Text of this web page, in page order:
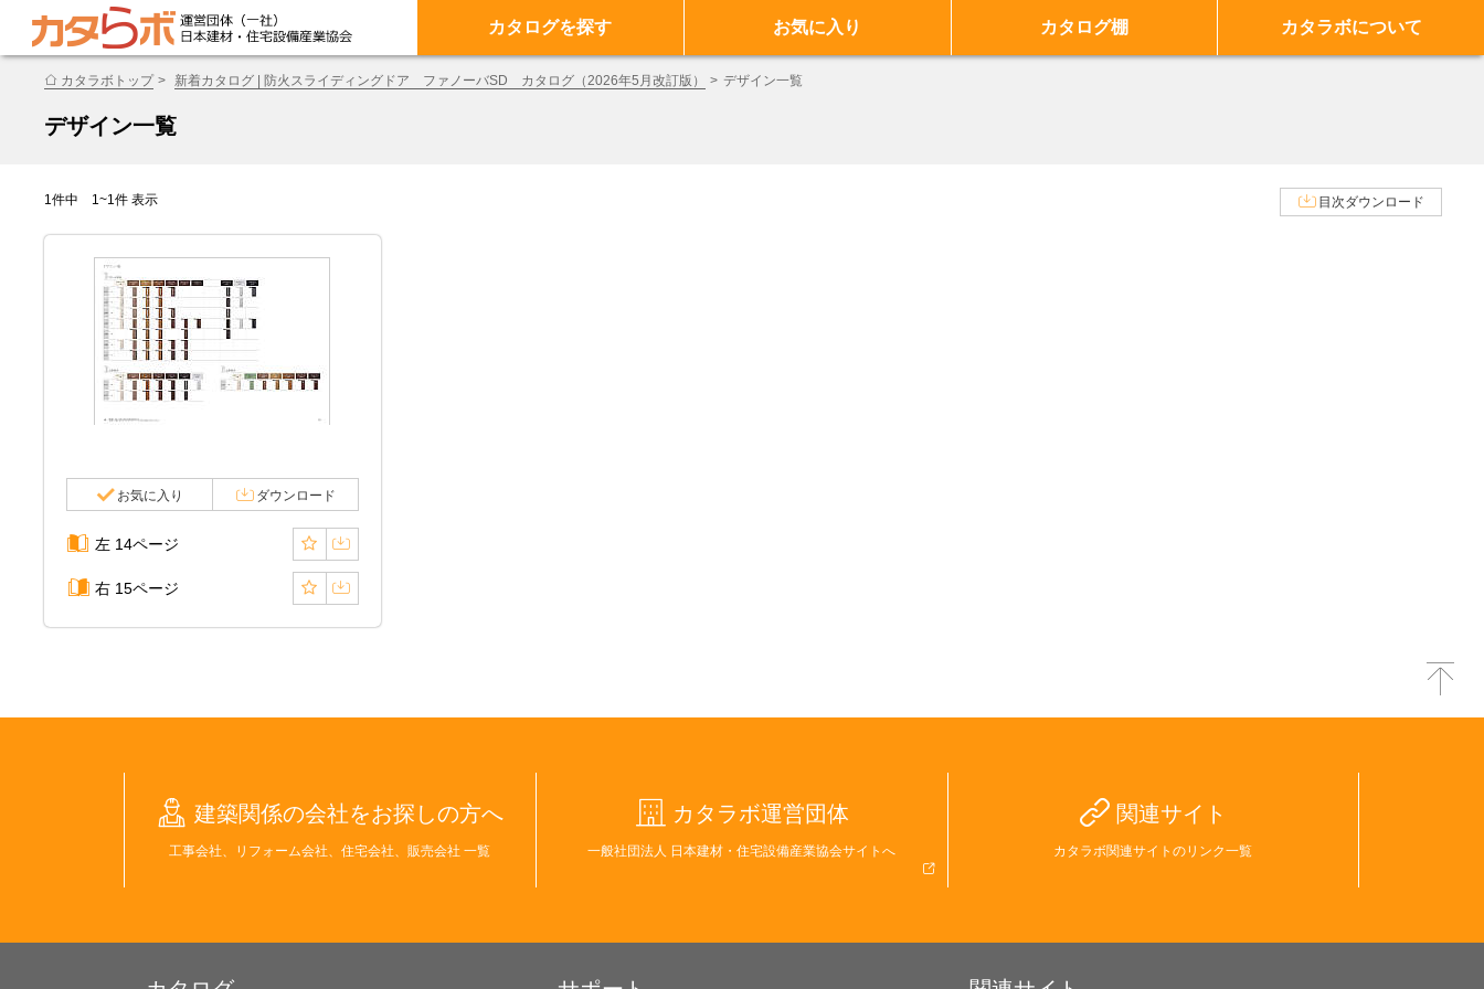
カタログを探す お気に入り カタログ棚 カタラボについて
カタラボトップ 新着カタログ | 防火スライディングドア ファノーバSD カタログ（2026年5月改訂版） デザイン一覧
デザイン一覧
1件中 1~1件 表示 目次ダウンロード
お気に入り ダウンロード
左 14ページ
右 15ページ
建築関係の会社をお探しの方へ
工事会社、リフォーム会社、住宅会社、販売会社 一覧
カタラボ運営団体
一般社団法人 日本建材・住宅設備産業協会サイトへ
関連サイト
カタラボ関連サイトのリンク一覧